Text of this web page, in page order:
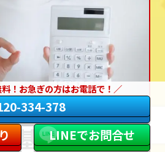
基準に
！お急ぎの方はお電話で！
334-378
LINEでお問合せ